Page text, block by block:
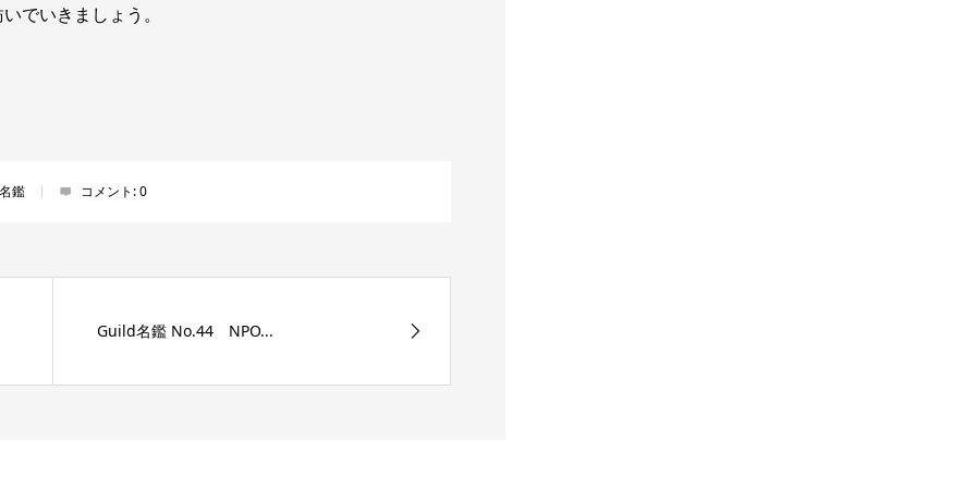
でいきましょう。
鑑 コメント:0
Guild名鑑 No.44 NPO...